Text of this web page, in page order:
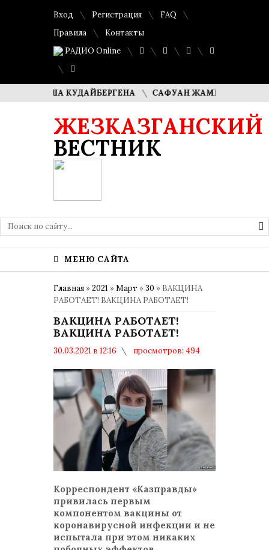
Вход Регистрация
FAQ
Правила
Контакты
РАДИО Online
КУДАЙБЕРГЕНА САФУАН ЖАМПЕИСОВ: «МЫ
ЖЕЗКАЗГАНСКИЙ
ВЕСТНИК
МЕНЮ САЙТА
Главная »2021 »Март »30 » ВАКЦИНА
РАБОТАЕТ! ВАКЦИНА РАБОТАЕТ!
ВАКЦИНА РАБОТАЕТ!
ВАКЦИНА РАБОТАЕТ!
30.03.2021 в 12:16
просмотров: 494
Корреспондент «Казправды»
привилась первым
компонентом вакцины от
коронавирусной инфекции и не
испытала при этом никаких